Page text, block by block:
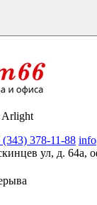
(343) 378-11-88
ул, д. 64а,